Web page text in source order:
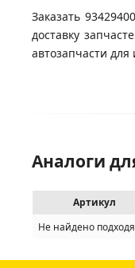
Заказать
доставку
автозапчасти для
Аналоги
Артикул
Не найдено